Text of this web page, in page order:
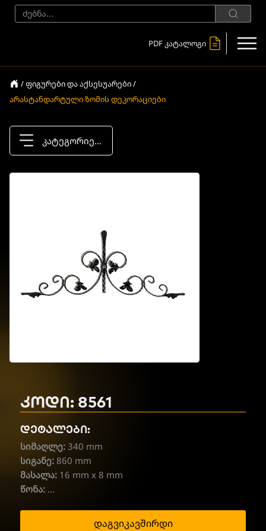
PDF კატალოგი
/ ფიგურები და აქსესუარები /
არასტანდარტული ზომის დეკორაციები
კატეგორიები
კოდი: 8561
დეტალები:
სიმაღლე: 340 mm
სიგანე: 860 mm
მასალა: 16 mm x 8 mm
წონა: ...
დაგვიკავშირდი